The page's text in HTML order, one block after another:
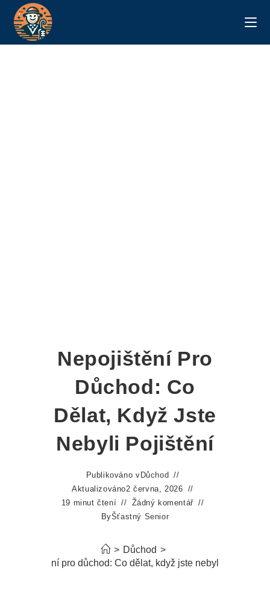
Nepojištění Pro
Důchod: Co
Dělat, Když Jste
Nebyli Pojištění
Publikováno v Důchod
Aktualizováno2 června, 2026
19 minut čtení
Žádný komentář
ByŠťastný Senior
> Důchod >
Nepojištění pro důchod: Co dělat, když jste nebyli pojištění